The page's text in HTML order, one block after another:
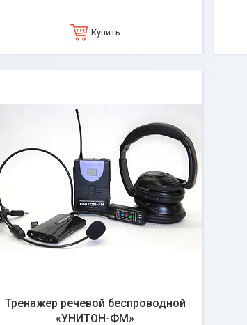
Купить
Тренажер речевой беспроводной
«УНИТОН-ФМ»